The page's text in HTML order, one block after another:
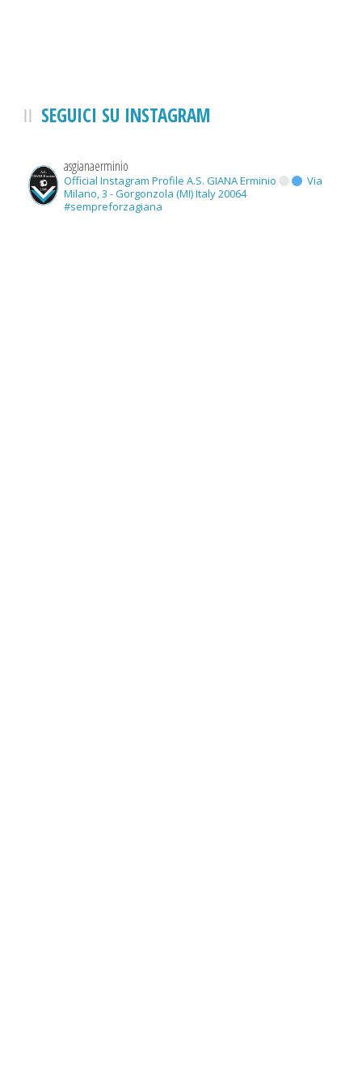
SEGUICI SU INSTAGRAM
asgianaerminio
Official Instagram Profile A.S. GIANA Erminio
Via
Milano, 3 - Gorgonzola (MI) Italy 20064
#sempreforzagiana